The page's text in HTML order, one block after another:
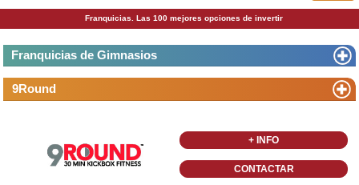
Franquicias. Las 100 mejores opciones de invertir
Franquicias de Gimnasios
9Round
+ INFO
CONTACTAR